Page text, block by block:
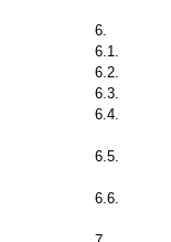
6.
6.1.
6.2.
6.3.
6.4.
6.5.
6.6.